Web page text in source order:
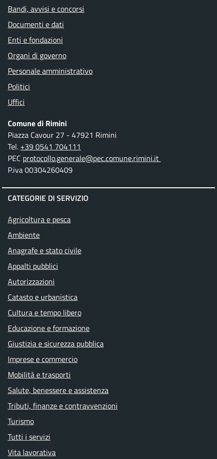
Bandi, avvisi e concorsi
Documenti e dati
Enti e fondazioni
Organi di governo
Personale amministrativo
Politici
Uffici
Comune di Rimini
Piazza Cavour 27 - 47921 Rimini
Tel. +39 0541 704111
PEC protocollo.generale@pec.comune.rimini.it
P.iva 00304260409
CATEGORIE DI SERVIZIO
Agricoltura e pesca
Ambiente
Anagrafe e stato civile
Appalti pubblici
Autorizzazioni
Catasto e urbanistica
Cultura e tempo libero
Educazione e formazione
Giustizia e sicurezza pubblica
Imprese e commercio
Mobilità e trasporti
Salute, benessere e assistenza
Tributi, finanze e contravvenzioni
Turismo
Tutti i servizi
Vita lavorativa